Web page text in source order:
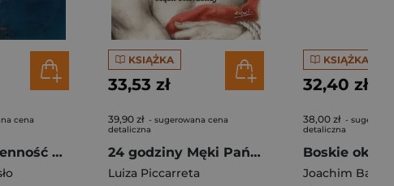
cena
Święta codzienność O liturgii przemieniającej życie
KSIĄŻKA
33,53 zł
39,90 zł - sugerowana cena
detaliczna
24 godziny Męki Pańskiej
Luiza Piccarreta
KSIĄŻKA
32,40 zł
38,00 zł -
detaliczna
Joachim